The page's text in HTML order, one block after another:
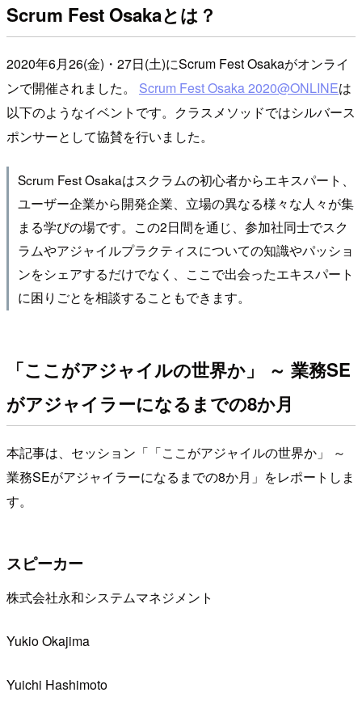
Scrum Fest Osakaとは？
2020年6月26(金)・27日(土)にScrum Fest Osakaがオンライ
ンで開催されました。 Scrum Fest Osaka 2020@ONLINEは
以下のようなイベントです。クラスメソッドではシルバース
ポンサーとして協賛を行いました。
Scrum Fest Osakaはスクラムの初心者からエキスパート、
ユーザー企業から開発企業、立場の異なる様々な人々が集
まる学びの場です。この2日間を通じ、参加社同士でスク
ラムやアジャイルプラクティスについての知識やパッショ
ンをシェアするだけでなく、ここで出会ったエキスパート
に困りごとを相談することもできます。
「ここがアジャイルの世界か」 ～ 業務SE
がアジャイラーになるまでの8か月
本記事は、セッション「「ここがアジャイルの世界か」 ～
業務SEがアジャイラーになるまでの8か月」をレポートしま
す。
スピーカー
株式会社永和システムマネジメント
Yukio Okajima
Yuichi Hashimoto